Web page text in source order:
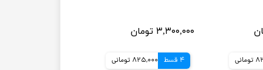
۳,۳۰۰,۰۰۰ تومان
4 قسط 825,000 تومانی